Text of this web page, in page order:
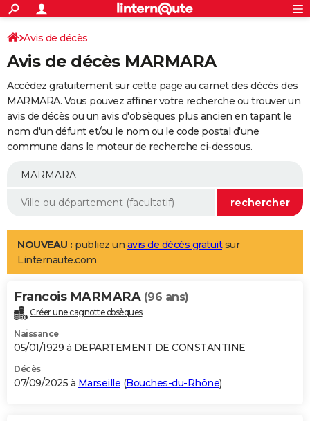
ACTUALITÉS
Politique
Société
Faits Divers
Education
Monde
Villes
+
SPORT
Coupe du monde 2026
Football
Tennis
Cyclisme
Rugby
Forum
Programme TV
TNT
Streaming
Cinéma
Sorties cinéma
Musique
+
FINANCE
Retraite
Epargne
Immobilier
Risques naturels par ville
Banque
Assurance
AUTO
Essais
Réserver un essai
Citadines
Berlines
SUV
Forum auto
+
Mobiles
Meilleur smartphone
Internet
Ordinateurs
Jeux vidéo
Guide high-tech
Aménagement intérieur
LIFESTYLE
Art de vivre
Bien-être
Loisirs
Mode
Modes de vie
Alimentation
Guide de la santé
Maladies
Médicaments
Sommeil
VOYAGE
Destinations
City break
Voyage nature
Voyage de noces
Forum
Climat
+PHOTO
GUIDES D'ACHAT
BONS PLANS
Avis de décès
Avis de décès MARMARA
Accédez gratuitement sur cette page au carnet des décès des
MARMARA. Vous pouvez affiner votre recherche ou trouver un
avis de décès ou un avis d'obsèques plus ancien en tapant le
nom d'un défunt et/ou le nom ou le code postal d'une
commune dans le moteur de recherche ci-dessous.
NOUVEAU : publiez un avis de décès gratuitsur
Linternaute.com
Francois MARMARA (96 ans)
Créer une cagnotte obsèques
Naissance
05/01/1929 à DEPARTEMENT DE CONSTANTINE
Décès
07/09/2025 à Marseille (Bouches-du-Rhône)